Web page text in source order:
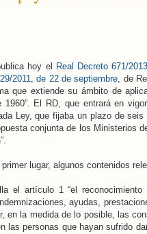
hoy el Real Decreto 671/
2011, de 22 de septiembre , de
que extiende su ámbito de
El RD, que entrará en
Ley, que fijaba un plazo de
conjunta de los Ministerios
lugar, algunos contenidos
el artículo 1 “el
ayudas,
en la medida de lo posible, las
las personas que hayan sufrido